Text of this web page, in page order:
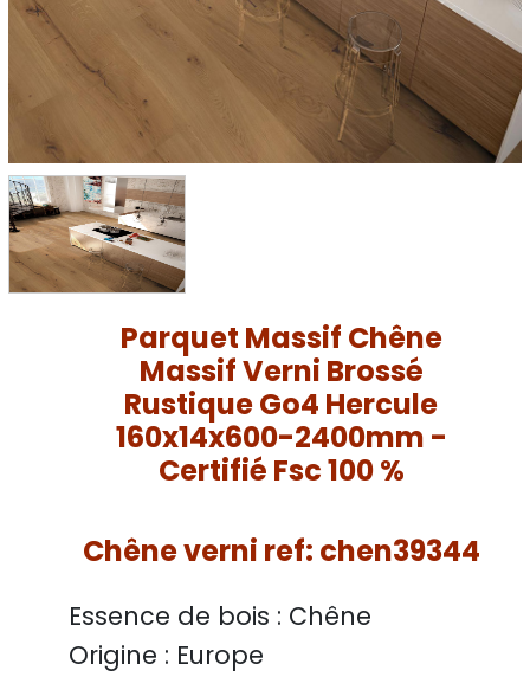
Parquet Massif Chêne
Massif Verni Brossé
Rustique Go4 Hercule
160x14x600-2400mm -
Certifié Fsc 100 %
Chêne verni ref: chen39344
Essence de bois : Chêne
Origine : Europe